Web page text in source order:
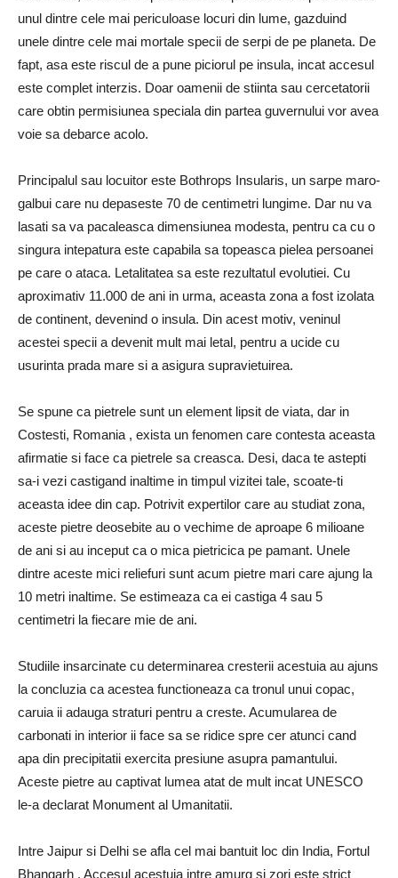
unul dintre cele mai periculoase locuri din lume, gazduind
unele dintre cele mai mortale specii de serpi de pe planeta. De
fapt, asa este riscul de a pune piciorul pe insula, incat accesul
este complet interzis. Doar oamenii de stiinta sau cercetatorii
care obtin permisiunea speciala din partea guvernului vor avea
voie sa debarce acolo.
Principalul sau locuitor este Bothrops Insularis, un sarpe maro-
galbui care nu depaseste 70 de centimetri lungime. Dar nu va
lasati sa va pacaleasca dimensiunea modesta, pentru ca cu o
singura intepatura este capabila sa topeasca pielea persoanei
pe care o ataca. Letalitatea sa este rezultatul evolutiei. Cu
aproximativ 11.000 de ani in urma, aceasta zona a fost izolata
de continent, devenind o insula. Din acest motiv, veninul
acestei specii a devenit mult mai letal, pentru a ucide cu
usurinta prada mare si a asigura supravietuirea.
Se spune ca pietrele sunt un element lipsit de viata, dar in
Costesti, Romania , exista un fenomen care contesta aceasta
afirmatie si face ca pietrele sa creasca. Desi, daca te astepti
sa-i vezi castigand inaltime in timpul vizitei tale, scoate-ti
aceasta idee din cap. Potrivit expertilor care au studiat zona,
aceste pietre deosebite au o vechime de aproape 6 milioane
de ani si au inceput ca o mica pietricica pe pamant. Unele
dintre aceste mici reliefuri sunt acum pietre mari care ajung la
10 metri inaltime. Se estimeaza ca ei castiga 4 sau 5
centimetri la fiecare mie de ani.
Studiile insarcinate cu determinarea cresterii acestuia au ajuns
la concluzia ca acestea functioneaza ca tronul unui copac,
caruia ii adauga straturi pentru a creste. Acumularea de
carbonati in interior ii face sa se ridice spre cer atunci cand
apa din precipitatii exercita presiune asupra pamantului.
Aceste pietre au captivat lumea atat de mult incat UNESCO
le-a declarat Monument al Umanitatii.
Intre Jaipur si Delhi se afla cel mai bantuit loc din India, Fortul
Bhangarh . Accesul acestuia intre amurg si zori este strict